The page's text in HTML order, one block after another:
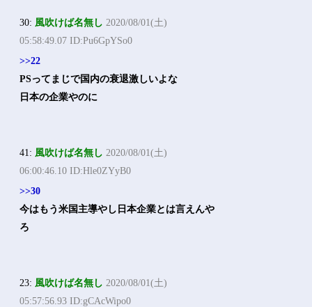
30: 風吹けば名無し 2020/08/01(土)
05:58:49.07 ID:Pu6GpYSo0
>>22
PSってまじで国内の衰退激しいよな
日本の企業やのに
41: 風吹けば名無し 2020/08/01(土)
06:00:46.10 ID:Hle0ZYyB0
>>30
今はもう米国主導やし日本企業とは言えんや
ろ
23: 風吹けば名無し 2020/08/01(土)
05:57:56.93 ID:gCAcWipo0